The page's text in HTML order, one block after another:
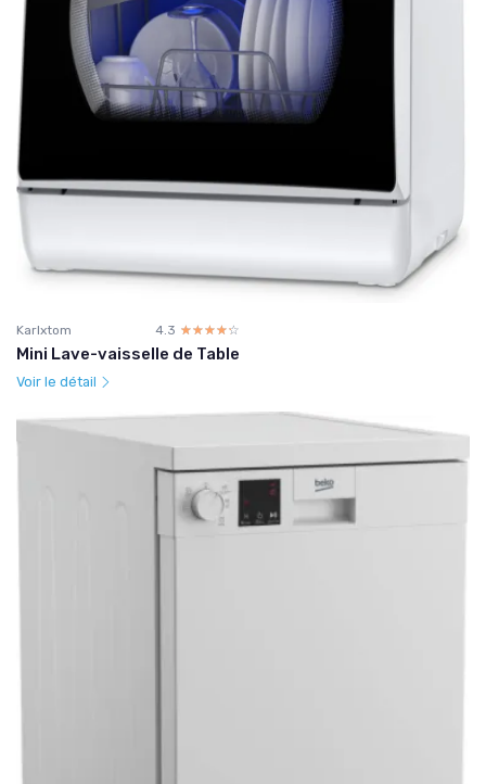
Karlxtom 4.3 ☆☆☆☆☆
★★★★★
Mini Lave-vaisselle de Table
Voir le détail